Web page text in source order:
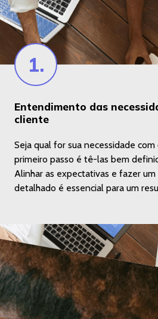
1.
Entendimento das
cliente
Seja qual for sua necessidade
primeiro passo é tê-las bem
Alinhar as expectativas e fazer
detalhado é essencial para um